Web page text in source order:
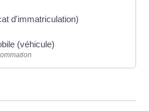
d'immatriculation)
(véhicule)